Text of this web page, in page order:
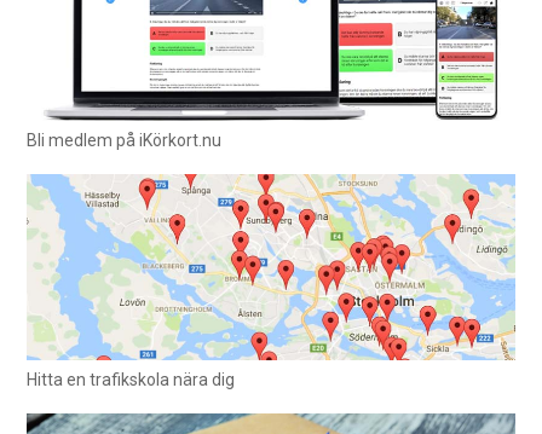
Bli medlem på iKörkort.nu
Hitta en trafikskola nära dig